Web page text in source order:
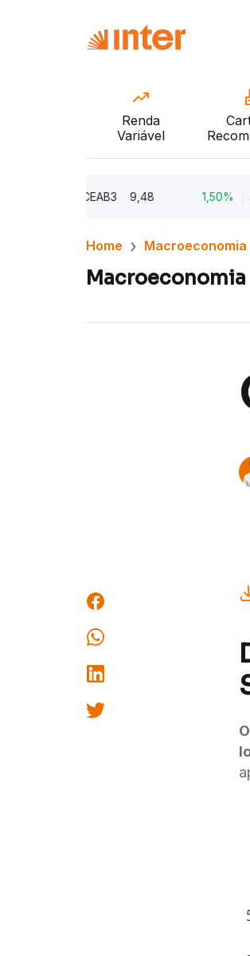
Renda
Variável
CEAB3 9,48 1,50%
Home Macroeconomia
Macroeconomia